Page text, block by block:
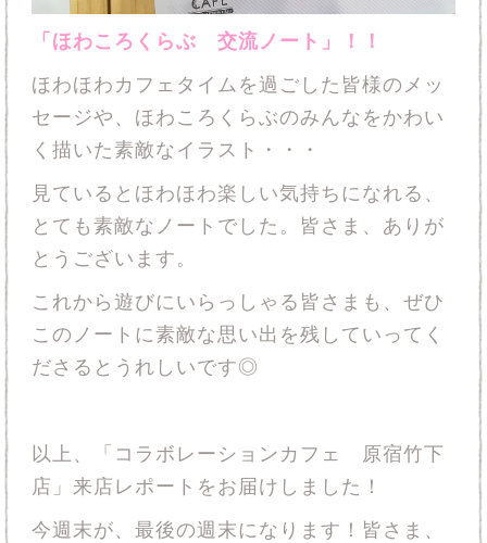
「ほわころくらぶ 交流ノート」！！
ほわほわカフェタイムを過ごした皆様のメッ
セージや、ほわころくらぶのみんなをかわい
く描いた素敵なイラスト・・・
見ているとほわほわ楽しい気持ちになれる、
とても素敵なノートでした。皆さま、ありが
とうございます。
これから遊びにいらっしゃる皆さまも、ぜひ
このノートに素敵な思い出を残していってく
ださるとうれしいです◎
以上、「コラボレーションカフェ 原宿竹下
店」来店レポートをお届けしました！
今週末が、最後の週末になります！皆さま、